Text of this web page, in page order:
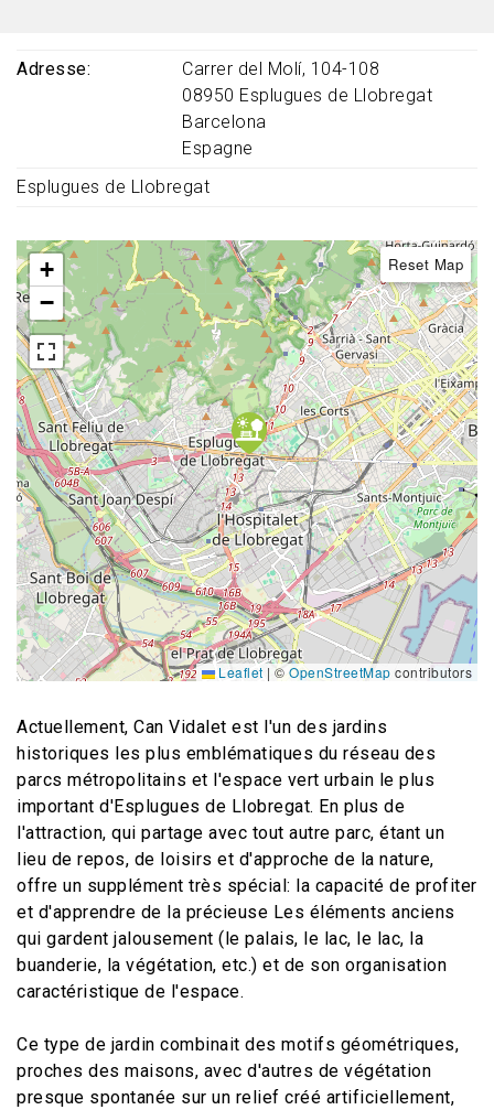
Actuellement, Can Vidalet est l'un des jardins
historiques les plus emblématiques du réseau des
parcs métropolitains et l'espace vert urbain le plus
important d'Esplugues de Llobregat. En plus de
l'attraction, qui partage avec tout autre parc, étant un
lieu de repos, de loisirs et d'approche de la nature,
offre un supplément très spécial: la capacité de profiter
et d'apprendre de la précieuse Les éléments anciens
qui gardent jalousement (le palais, le lac, le lac, la
buanderie, la végétation, etc.) et de son organisation
caractéristique de l'espace.
Ce type de jardin combinait des motifs géométriques,
proches des maisons, avec d'autres de végétation
presque spontanée sur un relief créé artificiellement,
Adresse
Carrer del Molí, 104-108
08950 Esplugues de Llobregat
Barcelona
Espagne
Esplugues de Llobregat
+
−
Reset Map
Leaflet | © OpenStreetMap contributors